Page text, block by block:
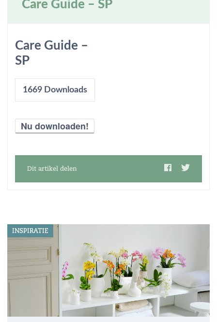
Care Guide – SP
Care Guide –
SP
1669 Downloads
Nu downloaden!
Dit artikel delen
INSPIRATIE